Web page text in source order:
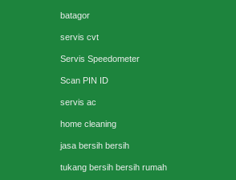
batagor
servis cvt
Servis Speedometer
Scan PIN ID
servis ac
home cleaning
jasa bersih bersih
tukang bersih bersih rumah